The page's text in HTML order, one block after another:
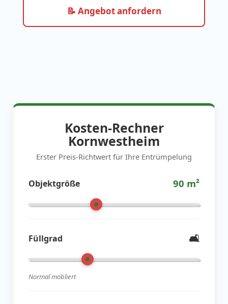
📝 Angebot anfordern
Kosten-Rechner
Kornwestheim
Erster Preis-Richtwert für Ihre Entrümpelung
Objektgröße 90 m²
Füllgrad 🛋️
Normal möbliert